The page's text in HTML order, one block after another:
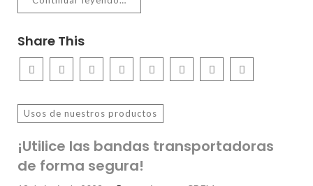
Share This
Usos de nuestros productos
¡Utilice las bandas transportadoras
de forma segura!